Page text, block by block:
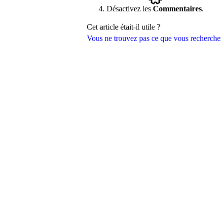
Vous ne trouvez pas ce que vous
Désactivez les Commentaires.
Cet article était-il utile ?